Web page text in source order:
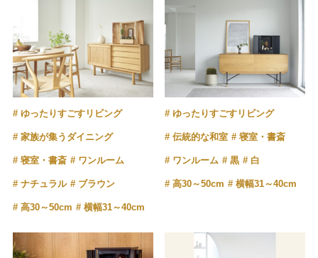
ゆったりすごすリビング
家族が集うダイニング
寝室・書斎 ワンルーム
ナチュラル ブラウン
高30～50cm 横幅31～40cm
ゆったりすごすリビング
伝統的な和室 寝室・書斎
ワンルーム 黒 白
高30～50cm 横幅31～40cm